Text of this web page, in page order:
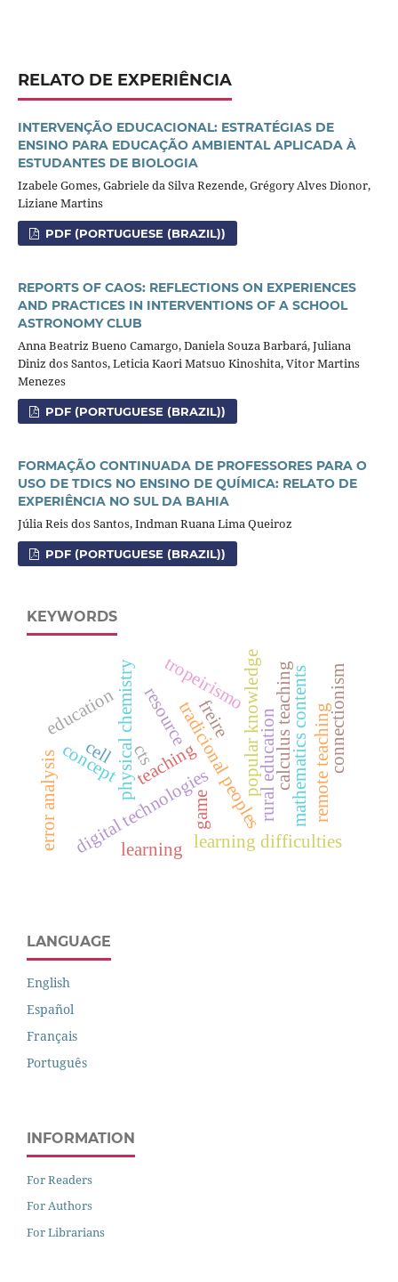
RELATO DE EXPERIÊNCIA
INTERVENÇÃO EDUCACIONAL: ESTRATÉGIAS DE
ENSINO PARA EDUCAÇÃO AMBIENTAL APLICADA À
ESTUDANTES DE BIOLOGIA
Izabele Gomes, Gabriele da Silva Rezende, Grégory Alves Dionor,
Liziane Martins
PDF (PORTUGUESE (BRAZIL))
REPORTS OF CAOS: REFLECTIONS ON EXPERIENCES
AND PRACTICES IN INTERVENTIONS OF A SCHOOL
ASTRONOMY CLUB
Anna Beatriz Bueno Camargo, Daniela Souza Barbará, Juliana
Diniz dos Santos, Leticia Kaori Matsuo Kinoshita, Vitor Martins
Menezes
PDF (PORTUGUESE (BRAZIL))
FORMAÇÃO CONTINUADA DE PROFESSORES PARA O
USO DE TDICS NO ENSINO DE QUÍMICA: RELATO DE
EXPERIÊNCIA NO SUL DA BAHIA
Júlia Reis dos Santos, Indman Ruana Lima Queiroz
PDF (PORTUGUESE (BRAZIL))
KEYWORDS
popular knowledge
tradicional peoples
tropeirismo
rural educationcalculus teaching
digital technologies
teaching
physical chemistry
concept
game
learning difficulties
cell mathematics contents
resource
education remote teachingconnectionism
learning
cts
freire
error analysis
LANGUAGE
English
Español
Français
Português
INFORMATION
For Readers
For Authors
For Librarians